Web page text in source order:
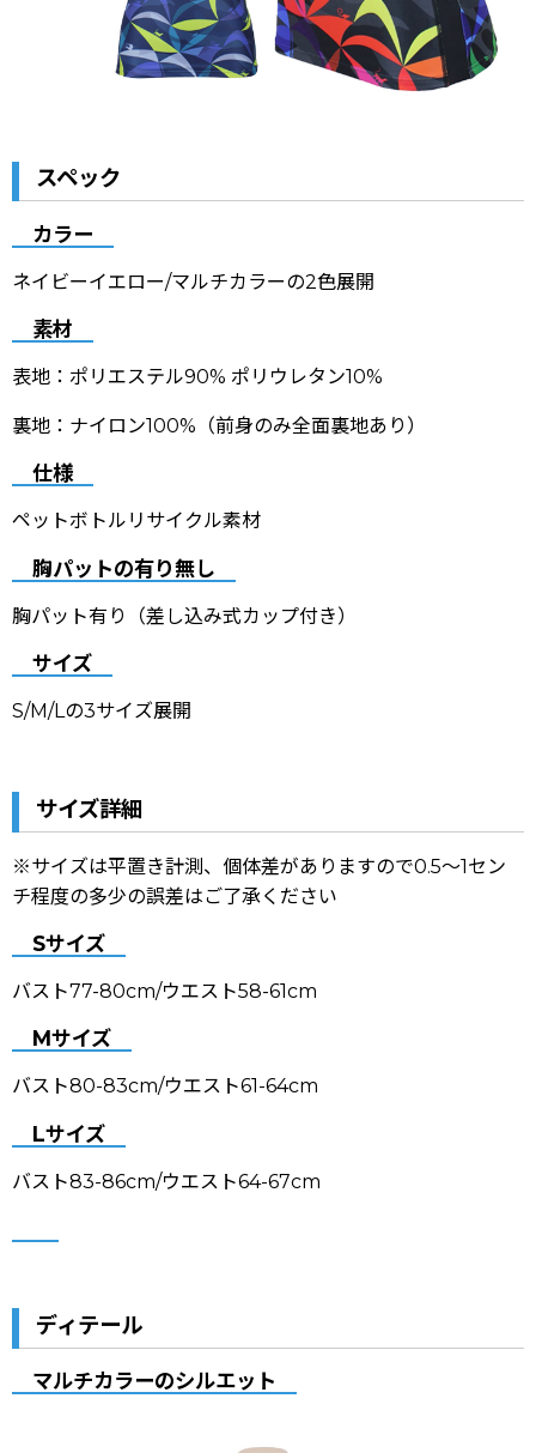
スペック
カラー
ネイビーイエロー/マルチカラーの2色展開
素材
表地：ポリエステル90% ポリウレタン10%
裏地：ナイロン100%（前身のみ全面裏地あり）
仕様
ペットボトルリサイクル素材
胸パットの有り無し
胸パット有り（差し込み式カップ付き）
サイズ
S/M/Lの3サイズ展開
サイズ詳細
※サイズは平置き計測、個体差がありますので0.5〜1セン
チ程度の多少の誤差はご了承ください
Sサイズ
バスト77-80cm/ウエスト58-61cm
Mサイズ
バスト80-83cm/ウエスト61-64cm
Lサイズ
バスト83-86cm/ウエスト64-67cm
ディテール
マルチカラーのシルエット